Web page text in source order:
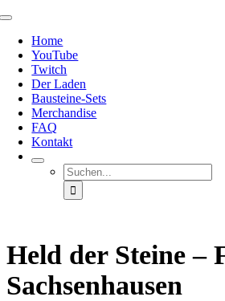
Zum
springen
Toggle
NavigationHome
YouTube
Twitch
Der Laden
Bausteine-Sets
Merchandise
FAQ
Kontakt
Suche
nach:
Held der Steine –
Sachsenhausen